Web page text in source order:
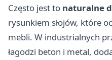
Często jest to naturalne
rysunkiem słojów, które
mebli. W industrialnych
łagodzi beton i metal,